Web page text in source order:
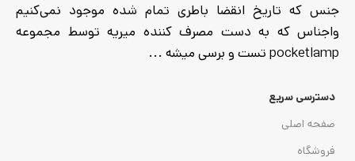
جنس که تاریخ انقضا باطری تمام شده موجود نمی‌کنیم
واجناس که به دست مصرف کننده میریه توسط مجموعه
pocketlamp تست و برسی میشه ...
دسترسی سریع
صفحه اصلی
فروشگاه